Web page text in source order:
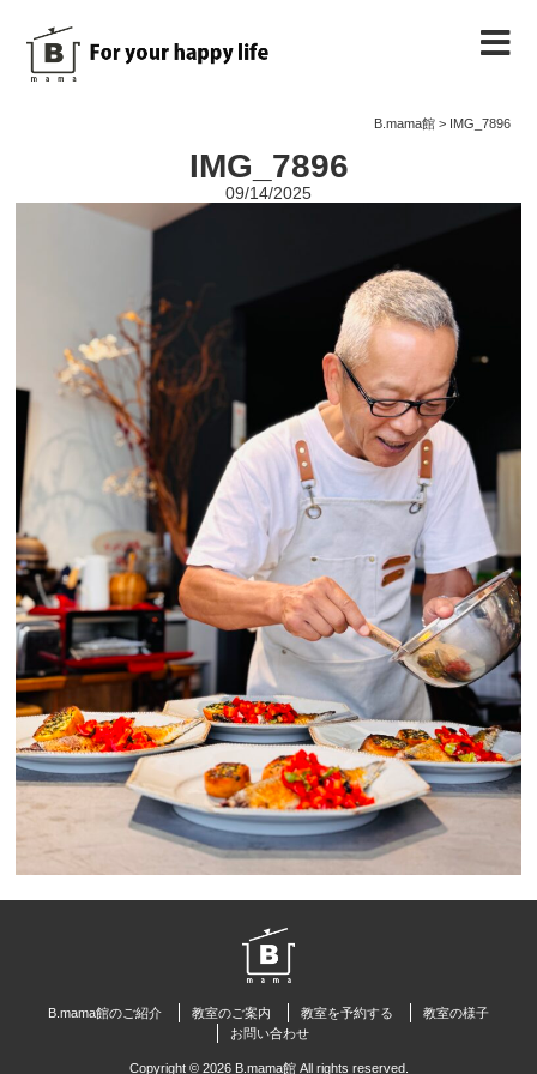
B.mama館> IMG_7896
IMG_7896
09/14/2025
B.mama館のご紹介 教室のご案内 教室を予約する
教室の様子
お問い合わせ
Copyright © 2026 B.mama館 All rights reserved.
教室のご案内
教室の様子
ノート
お問い合わせ